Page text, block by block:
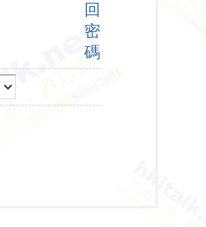
回
密
碼